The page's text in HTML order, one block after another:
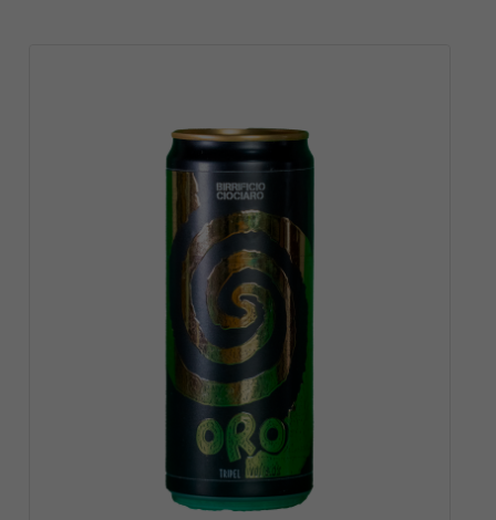
VAI AL
PRODOTTO